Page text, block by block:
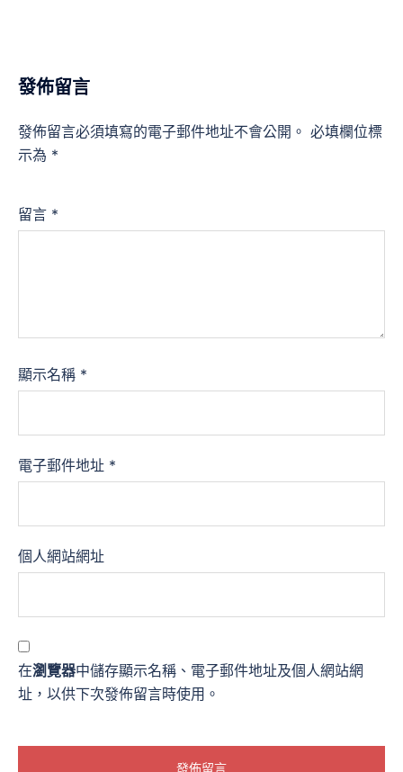
發佈留言
發佈留言必須填寫的電子郵件地址不會公開。 必填欄位標
示為 *
留言 *
顯示名稱 *
電子郵件地址 *
個人網站網址
在瀏覽器中儲存顯示名稱、電子郵件地址及個人網站網
址，以供下次發佈留言時使用。